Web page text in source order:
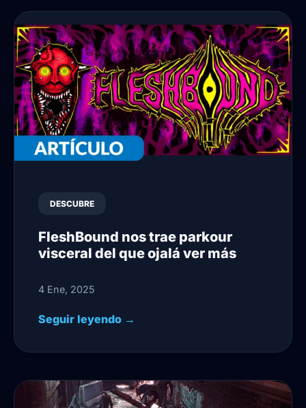
DESCUBRE
FleshBound nos trae parkour
visceral del que ojalá ver más
4 Ene, 2025
Seguir leyendo →